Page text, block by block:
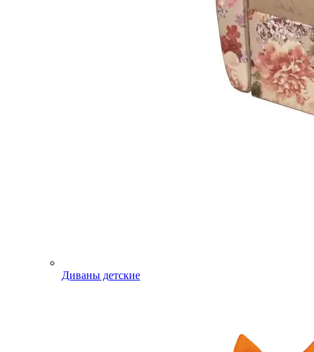
Диваны детские